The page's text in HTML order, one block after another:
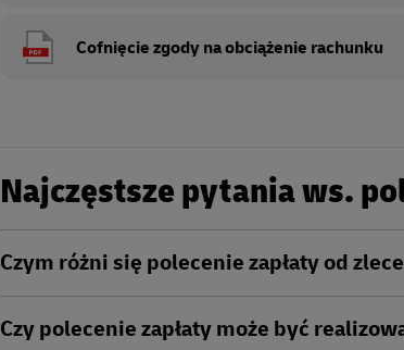
Cofnięcie zgody na obciążenie rachunku
Najczęstsze pytania ws.
Czym różni się polecenie zapłaty od
Czy polecenie zapłaty może być